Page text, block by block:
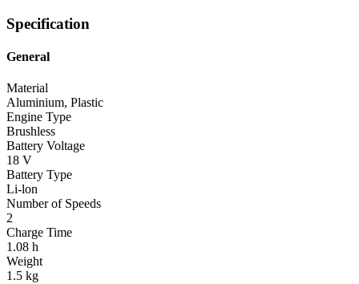
Specification
General
Material
Aluminium, Plastic
Engine Type
Brushless
Battery Voltage
18 V
Battery Type
Li-lon
Number of Speeds
2
Charge Time
1.08 h
Weight
1.5 kg